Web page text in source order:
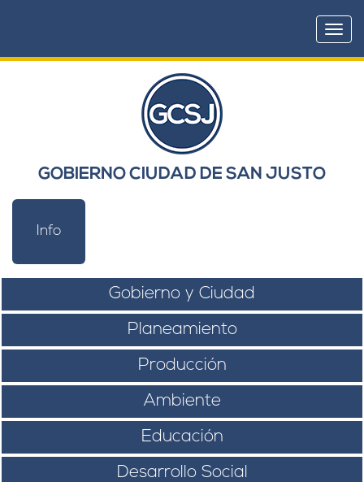
GOBIERNO CIUDAD DE SAN JUSTO
Info
Gobierno y Ciudad
Planeamiento
Producción
Ambiente
Educación
Desarrollo Social